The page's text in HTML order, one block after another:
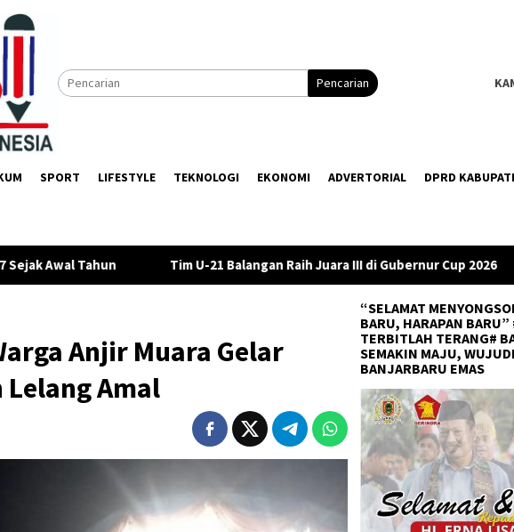
Pencarian
SPORT LIFESTYLE TEKNOLOGI EKONOMI ADVERTORIAL DPRD
U-21 Balangan Raih Juara III di Gubernur Cup 2026 DPRD Tanah Bumbu
Anjir Muara Gelar
Amal
“SELAMAT
BARU, HARAPAN
TERBITLAH TERANG#
SEMAKIN MAJU,
BANJARBARU EMAS